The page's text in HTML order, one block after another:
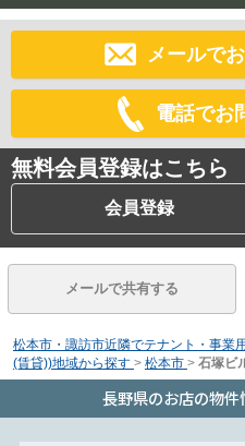
メールで
電話でお
無料会員登録はこちら
会員登録
メールで共有する
松本市・諏訪市近隣でテナント・事業
(賃貸))地域から探す > 松本市 > 石塚ビ
長野県のお店の物